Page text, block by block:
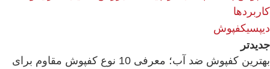
کاربردها
دیپسیکفپوش
جدیدتر
بهترین کفپوش ضد آب؛ معرفی 10 نوع کفپوش مقاوم برای